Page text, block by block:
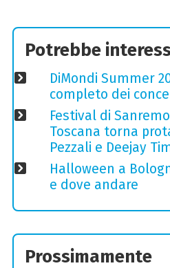
Potrebbe
DiMondi Summer
completo dei
Festival di
Toscana torna
Pezzali e Deejay
Halloween a
e dove andare
Prossimamente